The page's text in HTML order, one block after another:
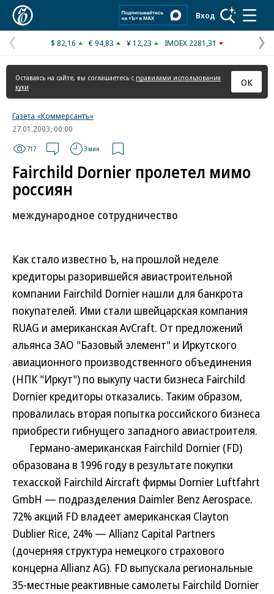
Вход
Предыдущая
страница
$ 82,16 € 94,83 ¥ 12,23 IMOEX 2281,31
Оставаясь на сайте, вы соглашаетесь с правилами использования
куки
ОК
Газета «Коммерсантъ»
27.01.2003, 00:00
717 3 мин.
Fairchild Dornier пролетел мимо
россиян
международное сотрудничество
Как стало известно Ъ, на прошлой неделе
кредиторы разорившейся авиастроительной
компании Fairchild Dornier нашли для банкрота
покупателей. Ими стали швейцарская компания
RUAG и американская AvCraft. От предложений
альянса ЗАО "Базовый элемент" и Иркутского
авиационного производственного объединения
(НПК "Иркут") по выкупу части бизнеса Fairchild
Dornier кредиторы отказались. Таким образом,
провалилась вторая попытка российского бизнеса
приобрести гибнущего западного авиастроителя.
Германо-американская Fairchild Dornier (FD)
образована в 1996 году в результате покупки
техасской Fairchild Aircraft фирмы Dornier Luftfahrt
GmbH — подразделения Daimler Benz Aerospace.
72% акций FD владеет американская Clayton
Dublier Rice, 24% — Allianz Capital Partners
(дочерняя структура немецкого страхового
концерна Allianz AG). FD выпускала региональные
35-местные реактивные самолеты Fairchild Dornier